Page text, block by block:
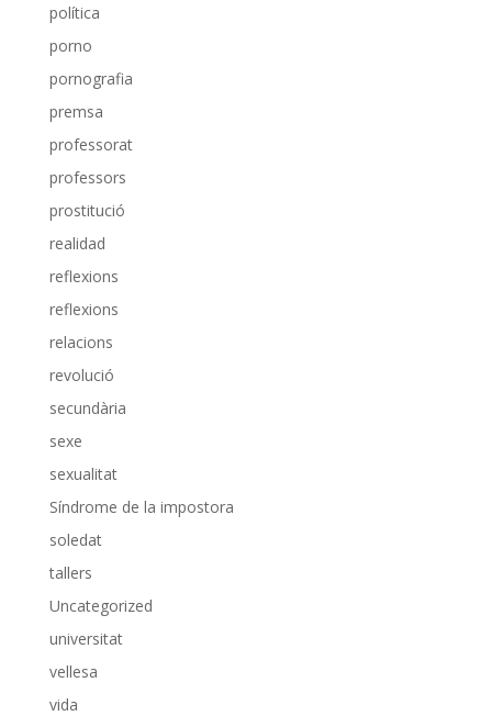
política
porno
pornografia
premsa
professorat
professors
prostitució
realidad
reflexions
reflexions
relacions
revolució
secundària
sexe
sexualitat
Síndrome de la impostora
soledat
tallers
Uncategorized
universitat
vellesa
vida